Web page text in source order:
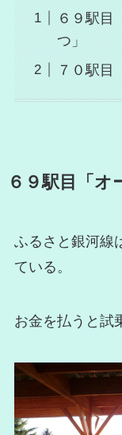
６９駅目
つ」
７０駅目
６９駅目「オ
ふるさと銀河線
ている。
お金を払うと試